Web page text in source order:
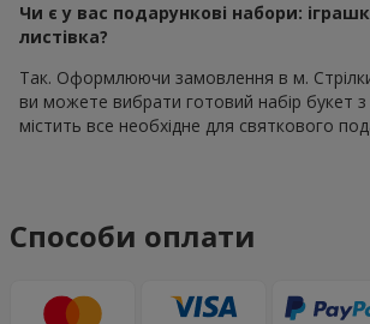
Чи є у вас подарункові набори:
листівка?
Так. Оформлюючи замовлення в м.
ви можете вибрати готовий набір букет
містить все необхідне для святкового
Способи оплати